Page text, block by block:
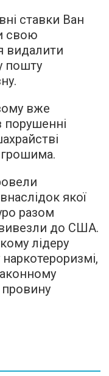
ставки Ван
свою
видалити
пошту
вже
порушенні
грошима.
якої
разом
до США.
лідеру